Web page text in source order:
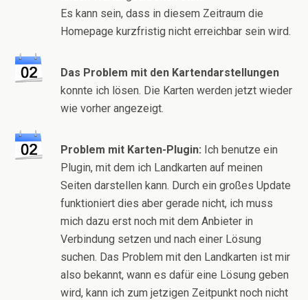
Es kann sein, dass in diesem Zeitraum die
Homepage kurzfristig nicht erreichbar sein wird.
Das Problem mit den Kartendarstellungen
konnte ich lösen. Die Karten werden jetzt wieder
wie vorher angezeigt.
Problem mit Karten-Plugin: Ich benutze ein
Plugin, mit dem ich Landkarten auf meinen
Seiten darstellen kann. Durch ein großes Update
funktioniert dies aber gerade nicht, ich muss
mich dazu erst noch mit dem Anbieter in
Verbindung setzen und nach einer Lösung
suchen. Das Problem mit den Landkarten ist mir
also bekannt, wann es dafür eine Lösung geben
wird, kann ich zum jetzigen Zeitpunkt noch nicht